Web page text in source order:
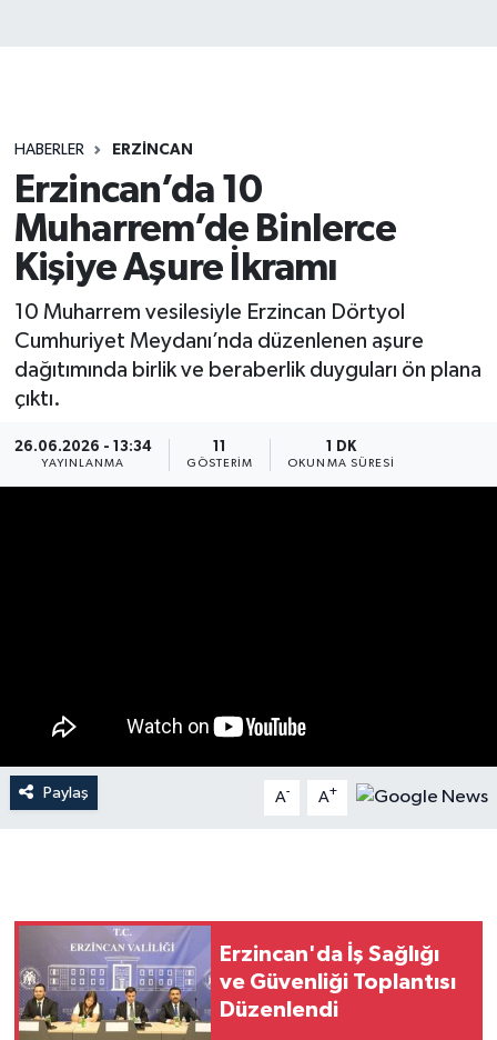
HABERLER ERZİNCAN
Erzincan’da 10
Muharrem’de Binlerce
Kişiye Aşure İkramı
10 Muharrem vesilesiyle Erzincan Dörtyol
Cumhuriyet Meydanı’nda düzenlenen aşure
dağıtımında birlik ve beraberlik duyguları ön plana
çıktı.
26.06.2026 - 13:34
YAYINLANMA
11
GÖSTERIM
1 DK
OKUNMA SÜRESI
Paylaş A- A+
Erzincan'da İş Sağlığı
ve Güvenliği Toplantısı
Düzenlendi